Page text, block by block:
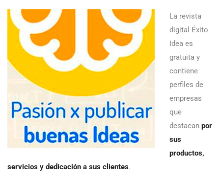
La revista
digital Éxito
Idea es
gratuita y
contiene
perfiles de
empresas
que
destacan por
sus
productos,
servicios y dedicación a sus clientes.